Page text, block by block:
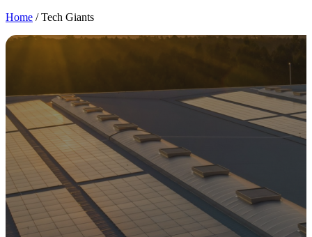
Home / Tech Giants